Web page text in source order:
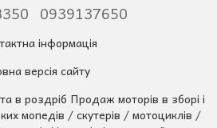
0939137650
інформація
версія сайту
в роздріб Продаж моторів в зборі і
мопедів / скутерів / мотоциклів /